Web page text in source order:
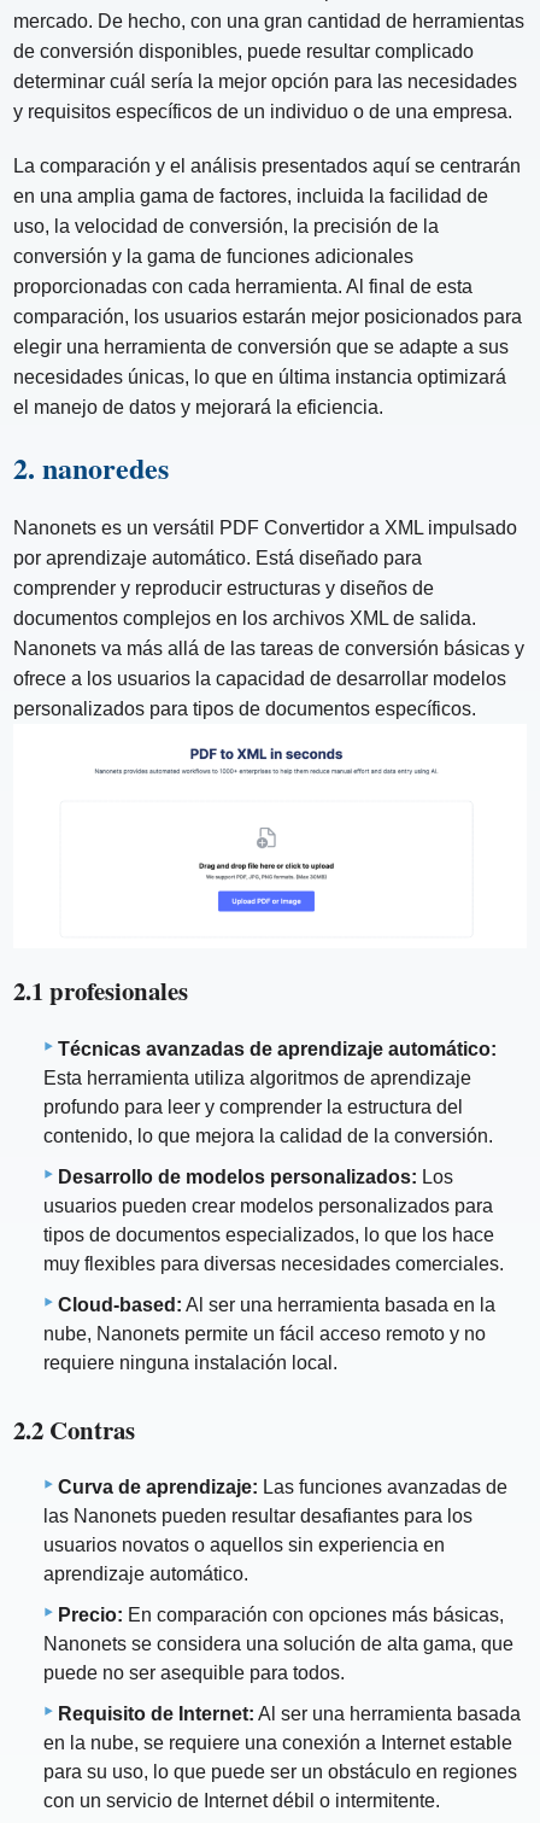
mercado. De hecho, con una gran cantidad de herramientas
de conversión disponibles, puede resultar complicado
determinar cuál sería la mejor opción para las necesidades
y requisitos específicos de un individuo o de una empresa.
La comparación y el análisis presentados aquí se centrarán
en una amplia gama de factores, incluida la facilidad de
uso, la velocidad de conversión, la precisión de la
conversión y la gama de funciones adicionales
proporcionadas con cada herramienta. Al final de esta
comparación, los usuarios estarán mejor posicionados para
elegir una herramienta de conversión que se adapte a sus
necesidades únicas, lo que en última instancia optimizará
el manejo de datos y mejorará la eficiencia.
2. nanoredes
Nanonets es un versátil PDF Convertidor a XML impulsado
por aprendizaje automático. Está diseñado para
comprender y reproducir estructuras y diseños de
documentos complejos en los archivos XML de salida.
Nanonets va más allá de las tareas de conversión básicas y
ofrece a los usuarios la capacidad de desarrollar modelos
personalizados para tipos de documentos específicos.
2.1 profesionales
Técnicas avanzadas de aprendizaje automático:
Esta herramienta utiliza algoritmos de aprendizaje
profundo para leer y comprender la estructura del
contenido, lo que mejora la calidad de la conversión.
Desarrollo de modelos personalizados: Los
usuarios pueden crear modelos personalizados para
tipos de documentos especializados, lo que los hace
muy flexibles para diversas necesidades comerciales.
Cloud-based: Al ser una herramienta basada en la
nube, Nanonets permite un fácil acceso remoto y no
requiere ninguna instalación local.
2.2 Contras
Curva de aprendizaje: Las funciones avanzadas de
las Nanonets pueden resultar desafiantes para los
usuarios novatos o aquellos sin experiencia en
aprendizaje automático.
Precio: En comparación con opciones más básicas,
Nanonets se considera una solución de alta gama, que
puede no ser asequible para todos.
Requisito de Internet: Al ser una herramienta basada
en la nube, se requiere una conexión a Internet estable
para su uso, lo que puede ser un obstáculo en regiones
con un servicio de Internet débil o intermitente.